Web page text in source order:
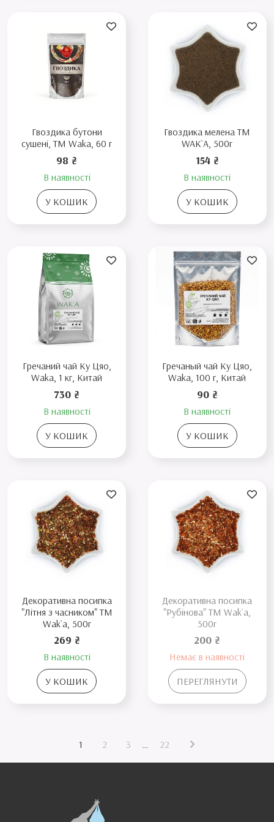
Гвоздика бутони
сушені, TM Waka, 60 г
98 ₴
В наявності
У КОШИК
Гвоздика мелена TM
WAK`A, 500г
154 ₴
В наявності
У КОШИК
Гречаний чай Ку Цяо,
Waka, 1 кг, Китай
730 ₴
В наявності
У КОШИК
Гречаный чай Ку Цяо,
Waka, 100 г, Китай
90 ₴
В наявності
У КОШИК
Декоративна посипка
"Літня з часником" ТМ
Wak`a, 500г
269 ₴
В наявності
У КОШИК
Декоративна посипка
"Рубінова" TM Wak`a,
500г
200 ₴
Немає в наявності
ПЕРЕГЛЯНУТИ
1 2 3 22